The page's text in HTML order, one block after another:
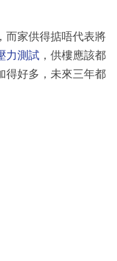
而家供得掂唔代表將
力測試 ，供樓應該都
得好多，未來三年都